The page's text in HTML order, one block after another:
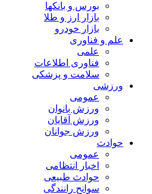
بورس و بانکها
بازار ارز و طلا
بازار خودرو
علم و فناوری
علمی
فناوری اطلاعات
سلامت و پزشکی
ورزشی
عمومی
ورزش بانوان
ورزش آقایان
ورزش جوانان
حوادث
عمومی
اخبار انتظامی
حوادث طبیعی
سوانح رانندگی